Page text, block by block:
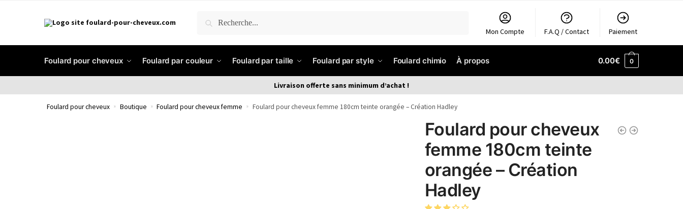
RECHERCHE
Mon Compte F.A.Q / Contact Paiement
Foulard pour cheveux Foulard par couleur Foulard par taille Foulard par style Foulard chimio À propos 0.00€ 0
Livraison offerte sans minimum d’achat !
Foulard pour cheveux » Boutique » Foulard pour cheveux femme » Foulard pour cheveux femme 180cm teinte orangée – Création Hadley
Foulard pour cheveux
femme 180cm teinte
orangée – Création
Hadley